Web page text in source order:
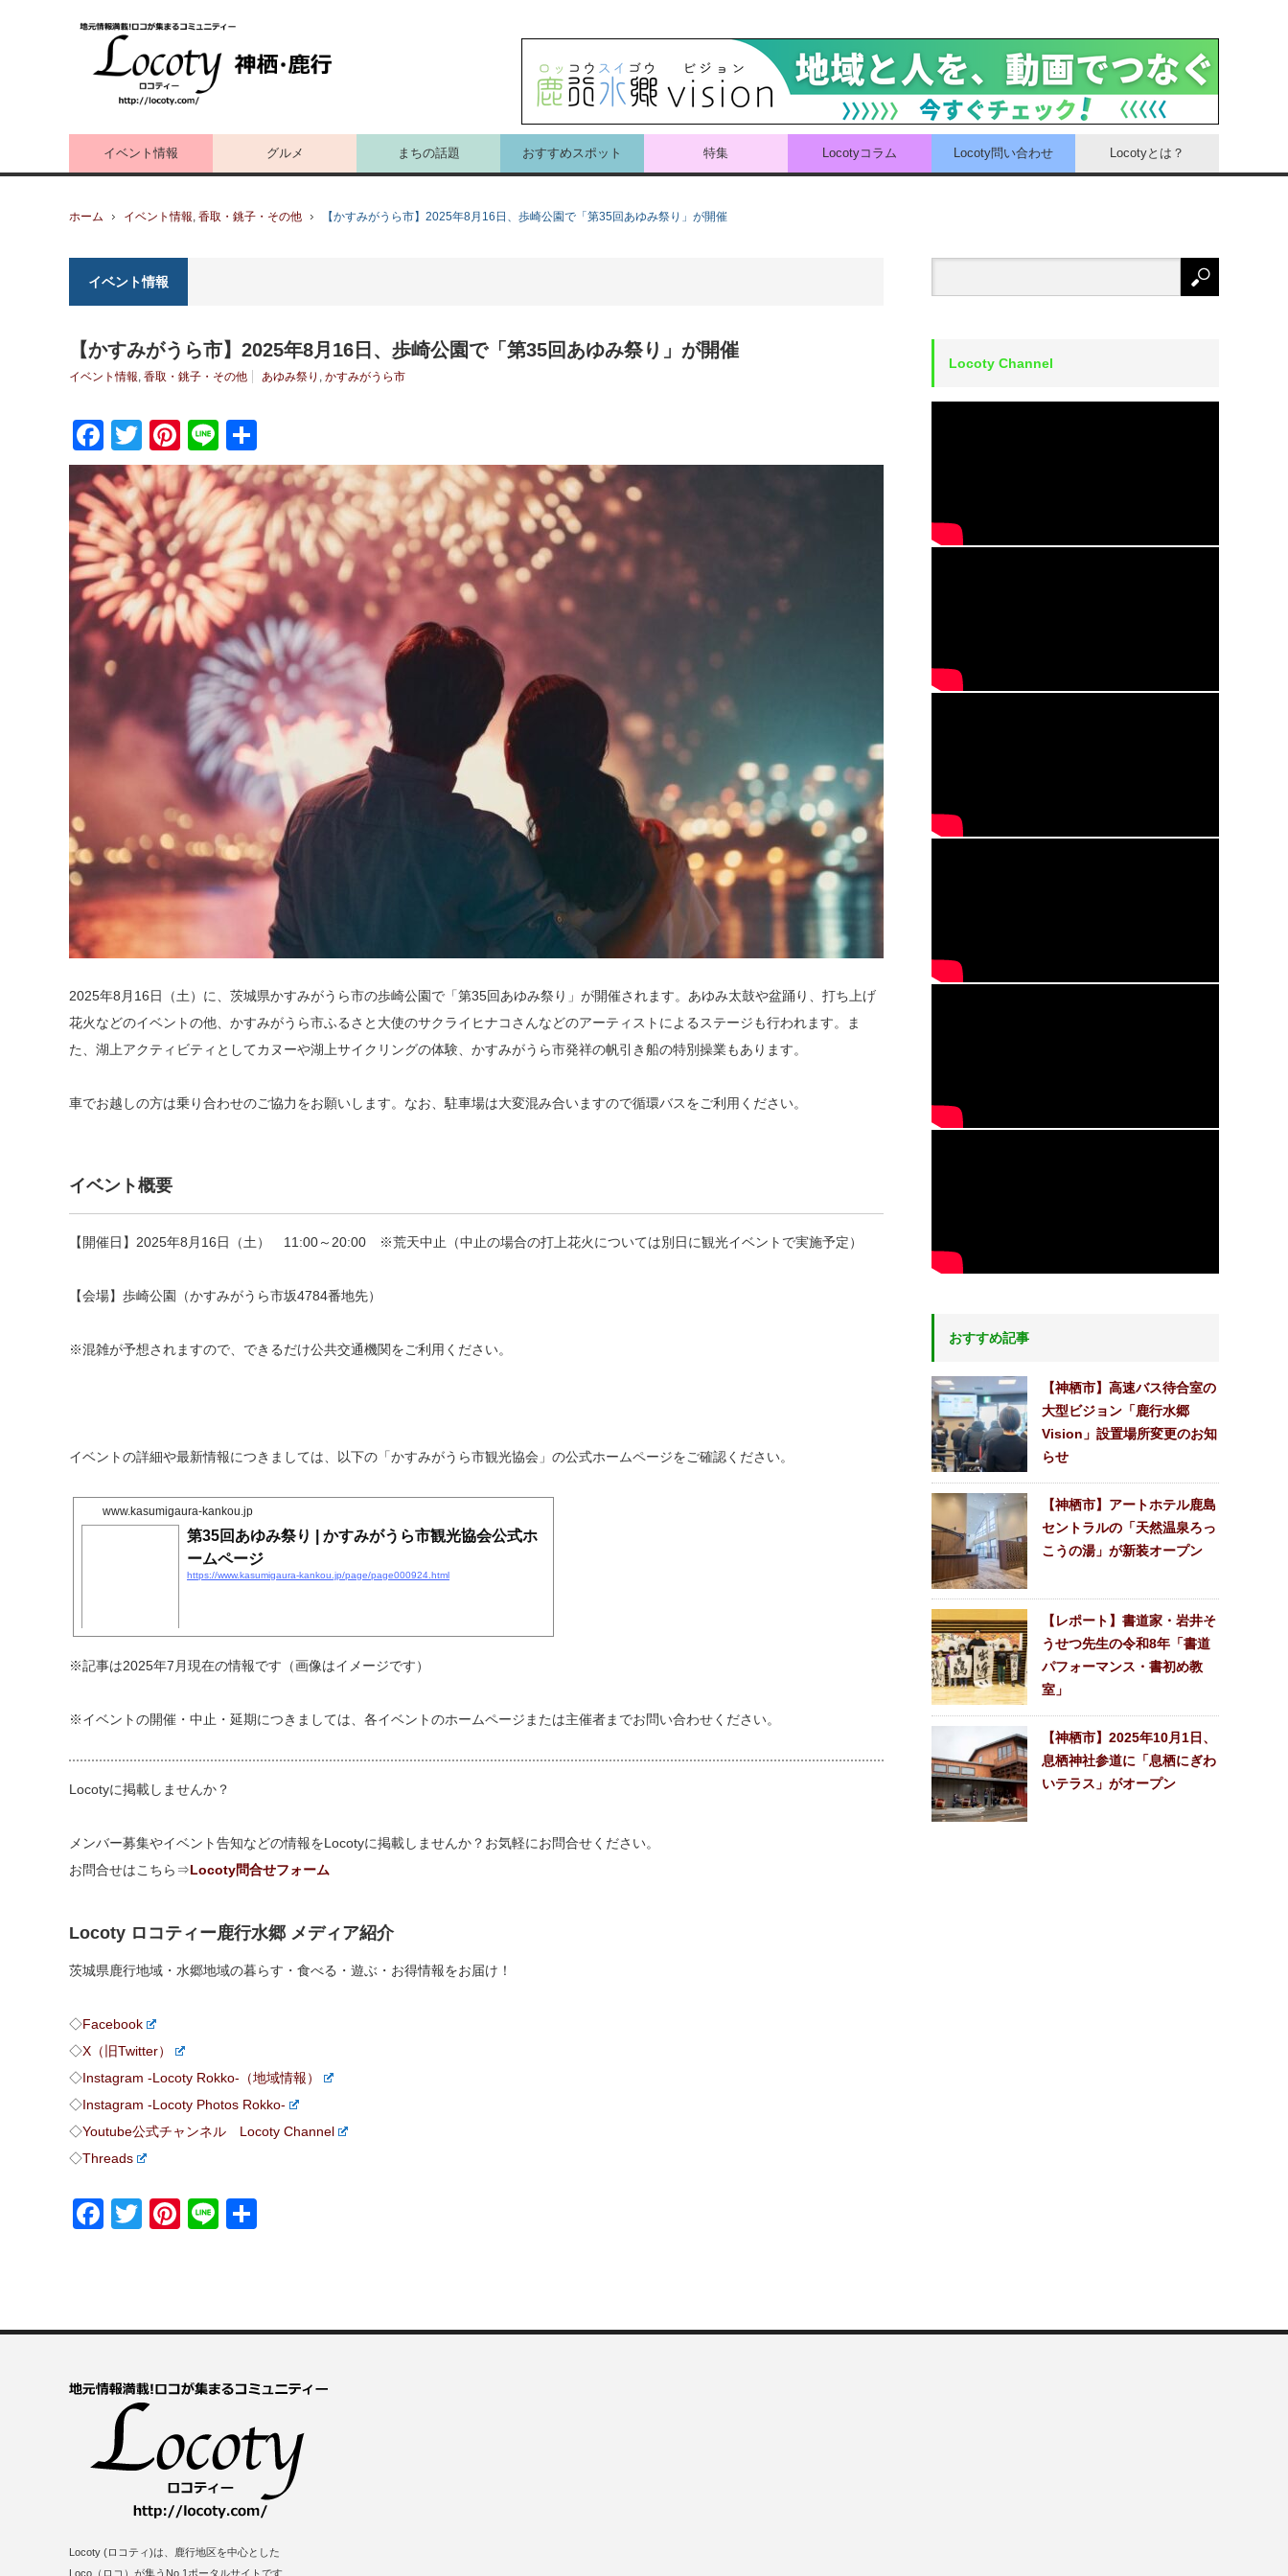
イベント情報 グルメ まちの話題 おすすめスポット 特集 Locotyコラム Locoty問い合わせ Locotyとは？
ホーム イベント情報, 香取・銚子・その他 【かすみがうら市】2025年8月16日、歩崎公園で「第35回あゆみ祭り」が開催
イベント情報
【かすみがうら市】2025年8月16日、歩崎公園で「第35回あゆみ祭り」が開催
イベント情報, 香取・銚子・その他 あゆみ祭り , かすみがうら市
Facebook
TwitterPinterest
Line
有
2025年8月16日（土）に、茨城県かすみがうら市の歩崎公園で「第35回あゆみ祭り」が開催されます。あゆみ太鼓や盆踊り、打ち上げ
花火などのイベントの他、かすみがうら市ふるさと大使のサクライヒナコさんなどのアーティストによるステージも行われます。ま
た、湖上アクティビティとしてカヌーや湖上サイクリングの体験、かすみがうら市発祥の帆引き船の特別操業もあります。
車でお越しの方は乗り合わせのご協力をお願いします。なお、駐車場は大変混み合いますので循環バスをご利用ください。
イベント概要
【開催日】2025年8月16日（土） 11:00～20:00 ※荒天中止（中止の場合の打上花火については別日に観光イベントで実施予定）
【会場】歩崎公園（かすみがうら市坂4784番地先）
※混雑が予想されますので、できるだけ公共交通機関をご利用ください。
イベントの詳細や最新情報につきましては、以下の「かすみがうら市観光協会」の公式ホームページをご確認ください。
www.kasumigaura-kankou.jp
第35回あゆみ祭り | かすみがうら市観光協会公式ホ
ームページ
https://www.kasumigaura-kankou.jp/page/page000924.html
※記事は2025年7月現在の情報です（画像はイメージです）
※イベントの開催・中止・延期につきましては、各イベントのホームページまたは主催者までお問い合わせください。
Locotyに掲載しませんか？
メンバー募集やイベント告知などの情報をLocotyに掲載しませんか？お気軽にお問合せください。
お問合せはこちら⇒Locoty問合せフォーム
Locoty ロコティー鹿行水郷 メディア紹介
茨城県鹿行地域・水郷地域の暮らす・食べる・遊ぶ・お得情報をお届け！
◇Facebook
◇X（旧Twitter）
◇Instagram -Locoty Rokko-（地域情報）
◇Instagram -Locoty Photos Rokko-
◇Youtube公式チャンネル Locoty Channel
◇Threads
Facebook
TwitterPinterest
Line
Locoty Channel
おすすめ記事
【神栖市】高速バス待合室の
大型ビジョン「鹿行水郷
Vision」設置場所変更のお知
らせ
【神栖市】アートホテル鹿島
セントラルの「天然温泉ろっ
こうの湯」が新装オープン
【レポート】書道家・岩井そ
うせつ先生の令和8年「書道
パフォーマンス・書初め教
室」
【神栖市】2025年10月1日、
息栖神社参道に「息栖にぎわ
いテラス」がオープン
Locoty (ロコティ)は、鹿行地区を中心とした
Loco（ロコ）が集うNo.1ポータルサイトです